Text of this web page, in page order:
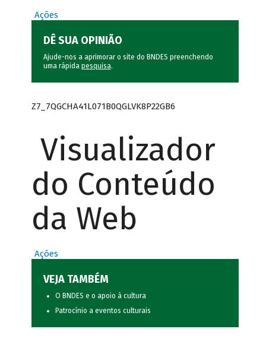
Ações
DÊ SUA OPINIÃO
Ajude-nos a aprimorar o site do BNDES preenchendo
uma rápida pesquisa.
Z7_7QGCHA41L071B0QGLVK8P22GB6
Visualizador
do Conteúdo
da Web
Ações
VEJA TAMBÉM
O BNDES e o apoio à cultura
Patrocínio a eventos culturais